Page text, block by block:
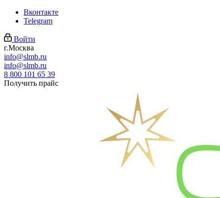
Вконтакте
Telegram
Войти
г.Москва
info@slmb.ru
info@slmb.ru
8 800 101 65 39
Получить прайс